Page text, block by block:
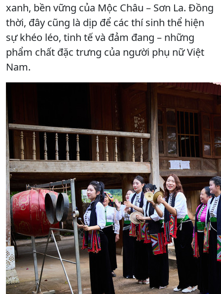
xanh, bền vững của Mộc Châu – Sơn La. Đồng
thời, đây cũng là dịp để các thí sinh thể hiện
sự khéo léo, tinh tế và đảm đang – những
phẩm chất đặc trưng của người phụ nữ Việt
Nam.